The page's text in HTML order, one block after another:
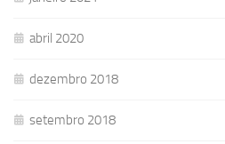
abril 2020
dezembro 2018
setembro 2018